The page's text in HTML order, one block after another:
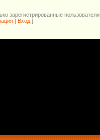
зарегистрированные пользователи.
Вход ]